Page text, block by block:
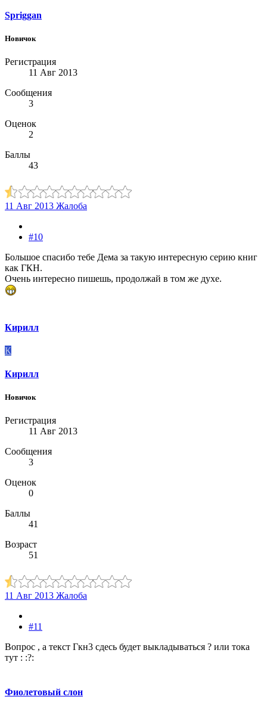
Spriggan
Новичок
Регистрация
11 Авг 2013
Сообщения
3
Оценок
2
Баллы
43
11 Авг 2013 Жалоба
#10
Большое спасибо тебе Дема за такую интересную серию книг
как ГКН.
Очень интересно пишешь, продолжай в том же духе.
Кирилл
К
Кирилл
Новичок
Регистрация
11 Авг 2013
Сообщения
3
Оценок
0
Баллы
41
Возраст
51
11 Авг 2013 Жалоба
#11
Вопрос , а текст Гкн3 сдесь будет выкладываться ? или тока
тут : :?:
Фиолетовый слон